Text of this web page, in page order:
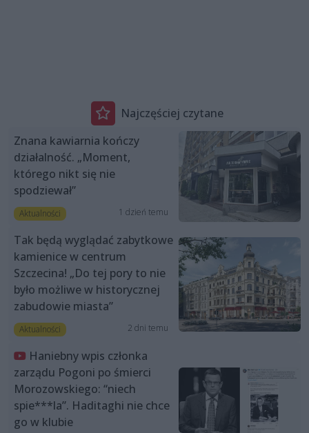
Najczęściej czytane
Znana kawiarnia kończy
działalność. „Moment,
którego nikt się nie
spodziewał”
Aktualności 1 dzień temu
Tak będą wyglądać zabytkowe
kamienice w centrum
Szczecina! „Do tej pory to nie
było możliwe w historycznej
zabudowie miasta”
Aktualności 2 dni temu
Haniebny wpis członka
zarządu Pogoni po śmierci
Morozowskiego: “niech
spie***la”. Haditaghi nie chce
go w klubie